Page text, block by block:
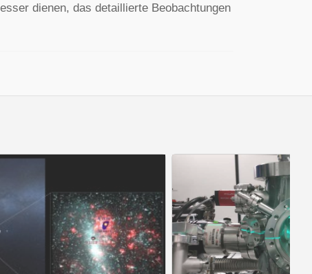
dienen, das detaillierte Beobachtungen